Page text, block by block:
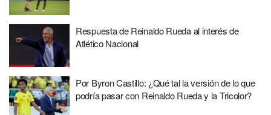
Respuesta de Reinaldo Rueda al interés de
Atlético Nacional
Por Byron Castillo: ¿Qué tal la versión de lo que
podría pasar con Reinaldo Rueda y la Tricolor?